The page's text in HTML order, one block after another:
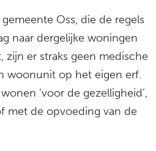
Oss, die de regels
naar dergelijke woningen
zijn er straks geen medische
woonunit op het eigen erf.
‘voor de gezelligheid’,
met de opvoeding van de